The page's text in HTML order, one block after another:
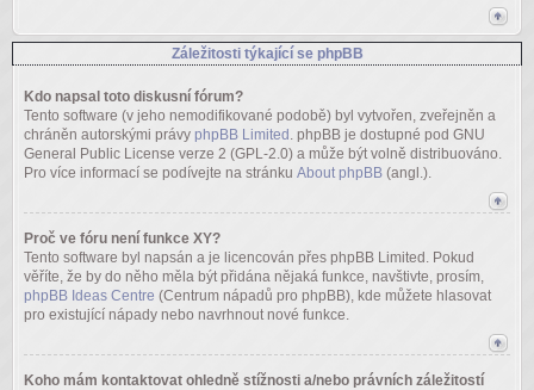
Záležitosti týkající se phpBB
Kdo napsal toto diskusní fórum?
Tento software (v jeho nemodifikované podobě) byl vytvořen, zveřejněn a
chráněn autorskými právy phpBB Limited . phpBB je dostupné pod GNU
General Public License verze 2 (GPL-2.0) a může být volně distribuováno.
Pro více informací se podívejte na stránku About phpBB (angl.).
Proč ve fóru není funkce XY?
Tento software byl napsán a je licencován přes phpBB Limited. Pokud
věříte, že by do něho měla být přidána nějaká funkce, navštivte, prosím,
phpBB Ideas Centre (Centrum nápadů pro phpBB), kde můžete hlasovat
pro existující nápady nebo navrhnout nové funkce.
Koho mám kontaktovat ohledně stížnosti a/nebo právních záležitostí